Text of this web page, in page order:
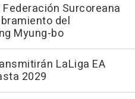
Surcoreana
del
Myung-bo
LaLiga EA
2029